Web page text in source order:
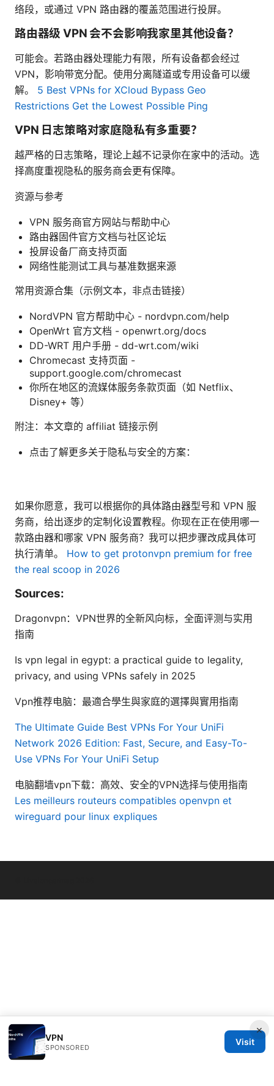
络段，或通过 VPN 路由器的覆盖范围进行投屏。
路由器级 VPN 会不会影响我家里其他设备？
可能会。若路由器处理能力有限，所有设备都会经过
VPN，影响带宽分配。使用分离隧道或专用设备可以缓
解。 5 Best VPNs for XCloud Bypass Geo
Restrictions Get the Lowest Possible Ping
VPN 日志策略对家庭隐私有多重要？
越严格的日志策略，理论上越不记录你在家中的活动。选
择高度重视隐私的服务商会更有保障。
资源与参考
VPN 服务商官方网站与帮助中心
路由器固件官方文档与社区论坛
投屏设备厂商支持页面
网络性能测试工具与基准数据来源
常用资源合集（示例文本，非点击链接）
NordVPN 官方帮助中心 - nordvpn.com/help
OpenWrt 官方文档 - openwrt.org/docs
DD-WRT 用户手册 - dd-wrt.com/wiki
Chromecast 支持页面 -
support.google.com/chromecast
你所在地区的流媒体服务条款页面（如 Netflix、
Disney+ 等）
附注：本文章的 affiliat 链接示例
点击了解更多关于隐私与安全的方案：
如果你愿意，我可以根据你的具体路由器型号和 VPN 服
务商，给出逐步的定制化设置教程。你现在正在使用哪一
款路由器和哪家 VPN 服务商？我可以把步骤改成具体可
执行清单。 How to get protonvpn premium for free
the real scoop in 2026
Sources:
Dragonvpn：VPN世界的全新风向标，全面评测与实用
指南
Is vpn legal in egypt: a practical guide to legality,
privacy, and using VPNs safely in 2025
Vpn推荐电脑：最適合學生與家庭的選擇與實用指南
The Ultimate Guide Best VPNs For Your UniFi
Network 2026 Edition: Fast, Secure, and Easy-To-
Use VPNs For Your UniFi Setup
电脑翻墙vpn下载：高效、安全的VPN选择与使用指南
Les meilleurs routeurs compatibles openvpn et
wireguard pour linux expliques
×
VPN
SPONSORED
Visit